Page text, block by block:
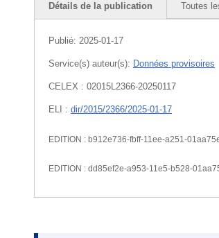
Détails de la publication Toutes
Publié: 2025-01-17
Service(s) auteur(s): Données provisoires
CELEX : 02015L2366-20250117
ELI : dir/2015/2366/2025-01-17
EDITION : b912e736-fbff-11ee-a251-
EDITION : dd85ef2e-a953-11e5-b528-